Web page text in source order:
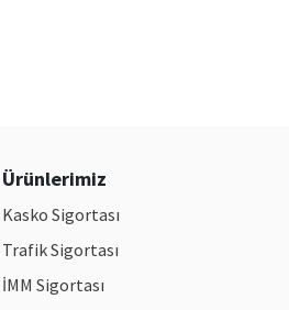
Ürünlerimiz
Kasko Sigortası
Trafik Sigortası
İMM Sigortası